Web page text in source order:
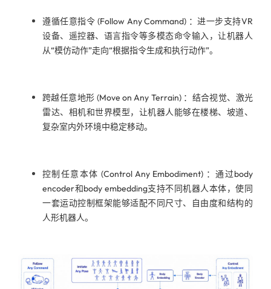
遵循任意指令 (Follow Any Command) ：进一步支持VR
设备、遥控器、语言指令等多模态命令输入，让机器人
从“模仿动作”走向“根据指令生成和执行动作”。
跨越任意地形 (Move on Any Terrain) ：结合视觉、激光
雷达、相机和世界模型，让机器人能够在楼梯、坡道、
复杂室内外环境中稳定移动。
控制任意本体 (Control Any Embodiment) ：通过body
encoder和body embedding支持不同机器人本体，使同
一套运动控制框架能够适配不同尺寸、自由度和结构的
人形机器人。